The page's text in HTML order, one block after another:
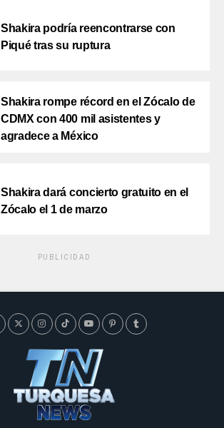
Shakira podría reencontrarse con
Piqué tras su ruptura
Shakira rompe récord en el Zócalo de
CDMX con 400 mil asistentes y
agradece a México
Shakira dará concierto gratuito en el
Zócalo el 1 de marzo
PUBLICIDAD